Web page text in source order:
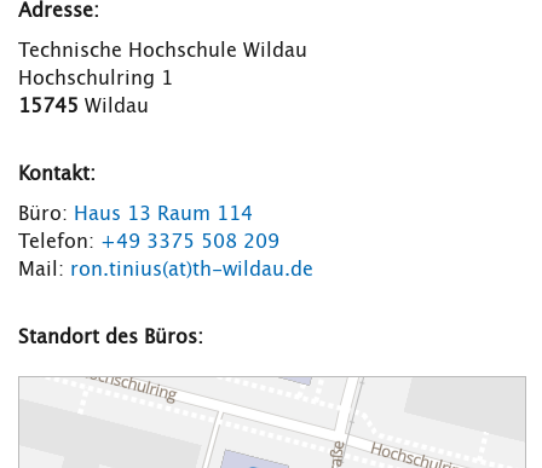
Adresse:
Technische Hochschule Wildau
Hochschulring 1
15745 Wildau
Kontakt:
Büro: Haus 13 Raum 114
Telefon: +49 3375 508 209
Mail: ron.tinius(at)th-wildau.de
Standort des Büros: